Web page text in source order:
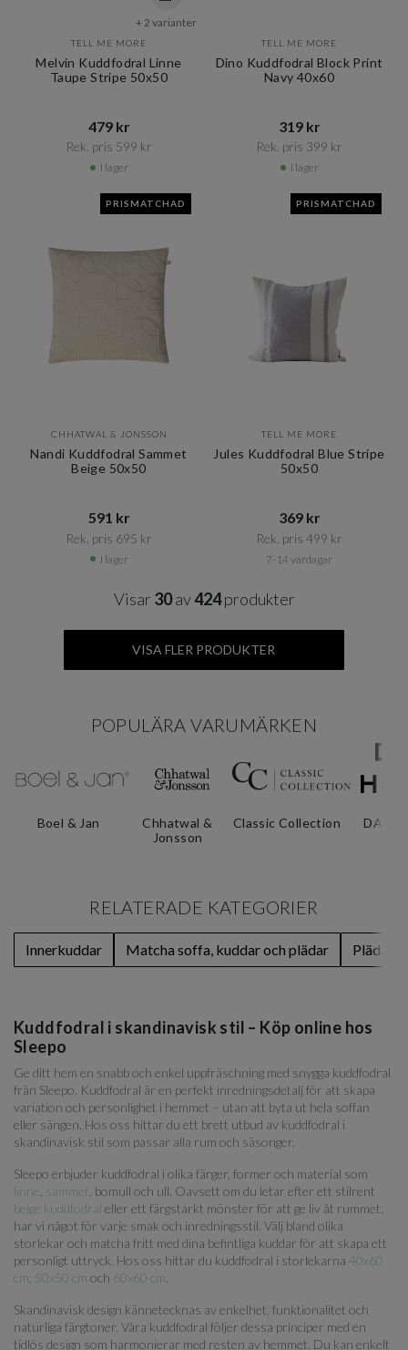
+ 2 varianter
TELL ME MORE
Melvin Kuddfodral Linne
Taupe Stripe 50x50
479 kr​​
Rek. pris 599 kr​​
I lager
TELL ME MORE
Dino Kuddfodral Block Print
Navy 40x60
319 kr​​
Rek. pris 399 kr​​
I lager
PRISMATCHAD
CHHATWAL & JONSSON
Nandi Kuddfodral Sammet
Beige 50x50
591 kr​​
Rek. pris 695 kr​​
I lager
PRISMATCHAD
TELL ME MORE
Jules Kuddfodral Blue Stripe
50x50
369 kr​​
Rek. pris 499 kr​​
7-14 vardagar
Visar 30av424produkter
VISA FLER PRODUKTER
POPULÄRA VARUMÄRKEN
Boel & Jan
Chhatwal &
Jonsson
Classic Collection DAY
RELATERADE KATEGORIER
Innerkuddar Matcha soffa, kuddar och plädar Plädar
Kuddfodral i skandinavisk stil – Köp online hos
Sleepo
Ge ditt hem en snabb och enkel uppfräschning med snygga kuddfodral
från Sleepo. Kuddfodral är en perfekt inredningsdetalj för att skapa
variation och personlighet i hemmet – utan att byta ut hela soffan
eller sängen. Hos oss hittar du ett brett utbud av kuddfodral i
skandinavisk stil som passar alla rum och säsonger.
Sleepo erbjuder kuddfodral i olika färger, former och material som
linne sammet , bomull och ull. Oavsett om du letar efter ett stilrent
beige kuddfodral eller ett färgstarkt mönster för att ge liv åt rummet,
har vi något för varje smak och inredningsstil. Välj bland olika
storlekar och matcha fritt med dina befintliga kuddar för att skapa ett
personligt uttryck. Hos oss hittar du kuddfodral i storlekarna 40x60
cm 50x50 cm och 60x60 cm
Skandinavisk design kännetecknas av enkelhet, funktionalitet och
naturliga färgtoner. Våra kuddfodral följer dessa principer med en
tidlös design som harmonierar med resten av hemmet. Du kan enkelt